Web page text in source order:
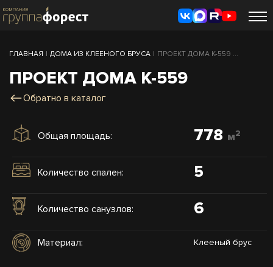
ГЛАВНАЯ | ДОМА ИЗ КЛЕЕНОГО БРУСА | ПРОЕКТ ДОМА К-559 ...
ПРОЕКТ ДОМА К-559
Обратно в каталог
Общая площадь: 778 м2
Количество спален: 5
Количество санузлов: 6
Материал: Клееный брус